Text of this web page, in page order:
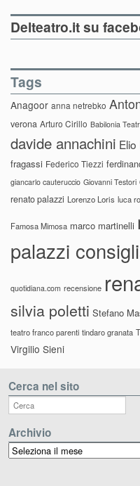
Delteatro.it su
Tags
Anagoor anna netrebko
verona Arturo Cirillo Babilonia
davide annachini
fragassi Federico Tiezzi
giancarlo cauteruccio Giovanni Testori
renato palazzi Lorenzo Loris luca
Famosa Mimosa marco martinelli
palazzi
quotidiana.com recensione
silvia poletti Stefano
teatro franco parenti tindaro granata
Virgilio Sieni
Cerca nel sito
Archivio
Archivio